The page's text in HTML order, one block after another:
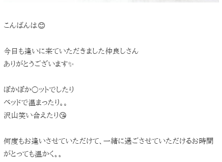
こんばんは😊
今日も逢いに来ていただきました仲良しさん
ありがとうございます✨
ぽかぽか○ットでしたり
ベッドで温まったり。。
沢山笑い合えたり😘
何度もお逢いさせていただけて、一緒に過ごさせていただけるお時間
がとっても温かく。。